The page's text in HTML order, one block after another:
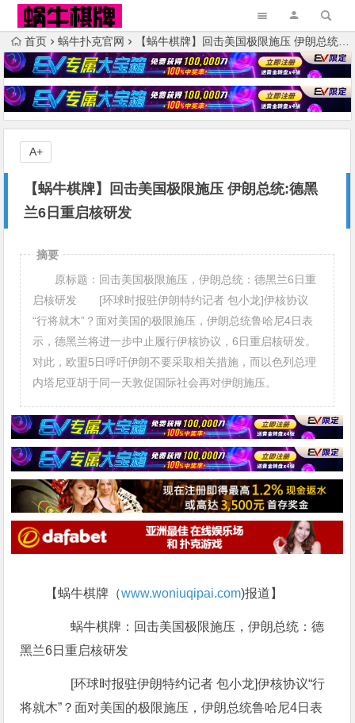
首页 蜗牛扑克官网 【蜗牛棋牌】回击美国极限施压 伊朗总统:德黑兰6日重启核研发
【蜗牛棋牌】回击美国极限施压 伊朗总统:德黑
兰6日重启核研发
A+
摘要
原标题：回击美国极限施压，伊朗总统：德黑兰6日重
启核研发 [环球时报驻伊朗特约记者 包小龙]伊核协议
“行将就木”？面对美国的极限施压，伊朗总统鲁哈尼4日表
示，德黑兰将进一步中止履行伊核协议，6日重启核研发。
对此，欧盟5日呼吁伊朗不要采取相关措施，而以色列总理
内塔尼亚胡于同一天敦促国际社会再对伊朗施压。
【蜗牛棋牌（www.woniuqipai.com)报道】
蜗牛棋牌：回击美国极限施压，伊朗总统：德
黑兰6日重启核研发
[环球时报驻伊朗特约记者 包小龙]伊核协议“行
将就木”？面对美国的极限施压，伊朗总统鲁哈尼4日表